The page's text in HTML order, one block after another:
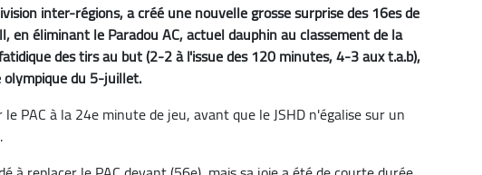
inter-régions, a créé une nouvelle grosse surprise des 16es de
en éliminant le Paradou AC, actuel dauphin au classement de la
des tirs au but (2-2 à l'issue des 120 minutes, 4-3 aux t.a.b),
du 5-juillet.
PAC à la 24e minute de jeu, avant que le JSHD n'égalise sur un